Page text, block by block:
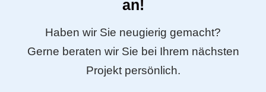
an!
Haben wir Sie neugierig gemacht?
Gerne beraten wir Sie bei Ihrem nächsten
Projekt persönlich.